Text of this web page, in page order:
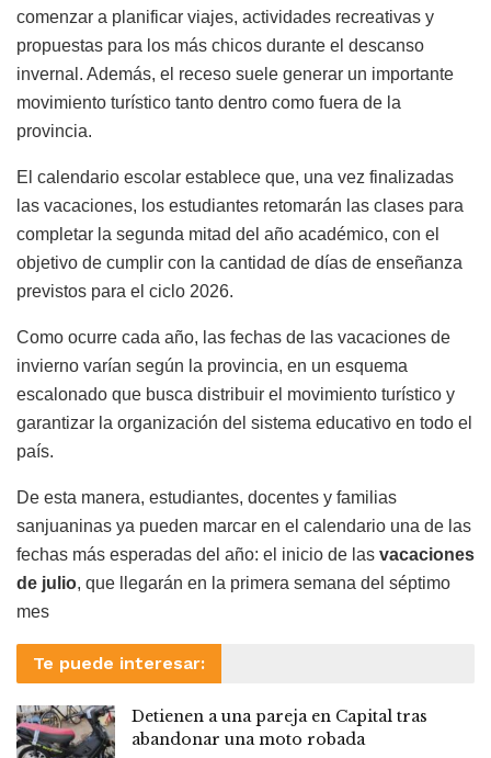
comenzar a planificar viajes, actividades recreativas y
propuestas para los más chicos durante el descanso
invernal. Además, el receso suele generar un importante
movimiento turístico tanto dentro como fuera de la
provincia.
El calendario escolar establece que, una vez finalizadas
las vacaciones, los estudiantes retomarán las clases para
completar la segunda mitad del año académico, con el
objetivo de cumplir con la cantidad de días de enseñanza
previstos para el ciclo 2026.
Como ocurre cada año, las fechas de las vacaciones de
invierno varían según la provincia, en un esquema
escalonado que busca distribuir el movimiento turístico y
garantizar la organización del sistema educativo en todo el
país.
De esta manera, estudiantes, docentes y familias
sanjuaninas ya pueden marcar en el calendario una de las
fechas más esperadas del año: el inicio de las vacaciones
de julio, que llegarán en la primera semana del séptimo
mes
Te puede interesar:
Detienen a una pareja en Capital tras
abandonar una moto robada